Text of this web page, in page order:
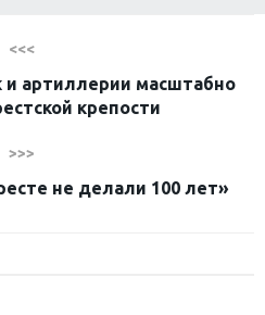
<<<
и артиллерии масштабно
крепости
>>>
не делали 100 лет»